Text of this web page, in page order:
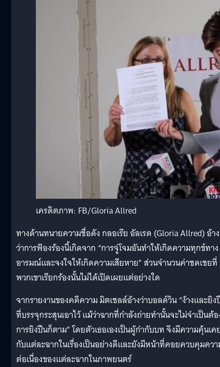
เครดิตภาพ: FB/Gloria Allred
ทางด้านทนายความชื่อดัง กลอเรีย อัลเรด (Gloria Allred) อ้าง
ว่าการฟ้องร้องนี้เกิดจาก “การจู่โจมอันทำให้เกิดความทุกข์ทาง
อารมณ์และจงใจให้เกิดความเสียหาย” ส่วนจำนวนค่าชดเชยที่
พวกเขาเรียกร้องนั้นไม่ได้เปิดเผยแต่อย่างใด
จากรายงานของคดีความ มิตเชลล์อ้างว่าบอลด์วิน “ง้างและยิ
ที่บรรจุกระสุนเอาไว้ แม้ว่าฉากที่กำลังถ่ายทำนั้นจะไม่จำเป็นต้
การยิงปืนก็ตาม” โดยตัวเธอเองเป็นผู้กำกับบท จึงมีความคุ้นเค
กับแต่ละฉากในเรื่องเป็นอย่างดีและยังมีหน้าที่คอยควบคุมคว
ต่อเนื่องของแต่ละฉากในภาพยนตร์